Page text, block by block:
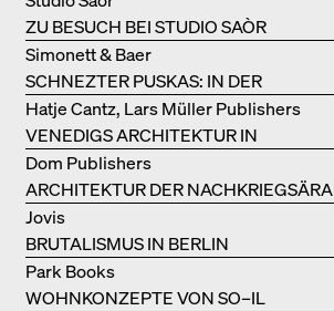
ZU BESUCH BEI STUDIO SAÒR
SCHNEZTER PUSKAS: IN DER
DRITTEN GENERATION
Simonett & Baer
VENEDIGS ARCHITEKTUR IN
ELEMENTEN UND DIE STADT ALS
REALITÄT
Hatje Cantz, Lars Müller Publishers
ARCHITEKTUR DER NACHKRIEGSÄRA
IN VENEDIG
Dom Publishers
BRUTALISMUS IN BERLIN
Jovis
WOHNKONZEPTE VON SO–IL
Park Books